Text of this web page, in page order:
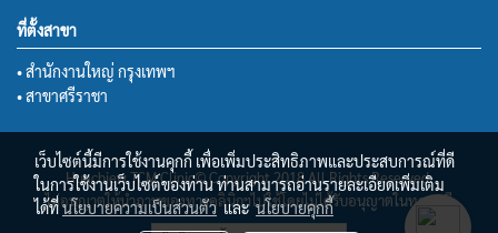
ที่ตั้งสาขา
• สำนักงานใหญ่ กรุงเทพฯ
• สาขาศรีราชา
Huachiew TCM Clinic© Copyright 2018 All Rights Reserved.
ไม่อนุญาตให้นำภาพของทางคลินิกฯไปใช้โดยไม่ได้รับอนุญาตในทุกกรณี
เว็บไซต์นี้มีการใช้งานคุกกี้ เพื่อเพิ่มประสิทธิภาพและประสบการณ์ที่ดี
ในการใช้งานเว็บไซต์ของท่าน ท่านสามารถอ่านรายละเอียดเพิ่มเติม
ได้ที่นโยบายความเป็นส่วนตัวและนโยบายคุกกี้